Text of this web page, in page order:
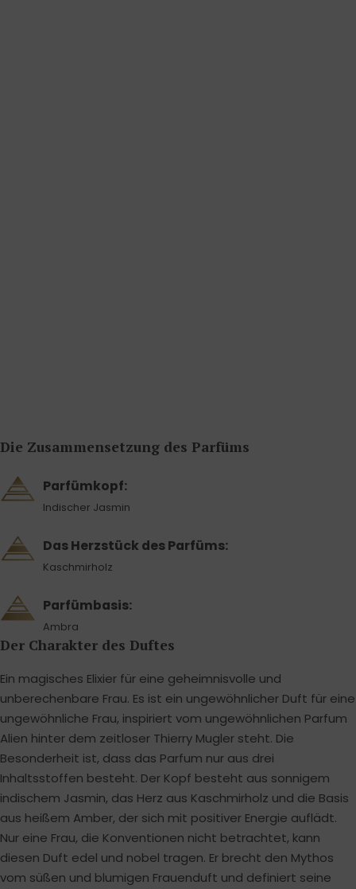
Die Zusammensetzung des Parfüms
Parfümkopf:
Indischer Jasmin
Das Herzstück des Parfüms:
Kaschmirholz
Parfümbasis:
Ambra
Der Charakter des Duftes
Ein magisches Elixier für eine geheimnisvolle und
unberechenbare Frau. Es ist ein ungewöhnlicher Duft für eine
ungewöhnliche Frau, inspiriert vom ungewöhnlichen Parfum
Alien hinter dem zeitloser Thierry Mugler steht. Die
Besonderheit ist, dass das Parfum nur aus drei
Inhaltsstoffen besteht. Der Kopf besteht aus sonnigem
indischem Jasmin, das Herz aus Kaschmirholz und die Basis
aus heißem Amber, der sich mit positiver Energie auflädt.
Nur eine Frau, die Konventionen nicht betrachtet, kann
diesen Duft edel und nobel tragen. Er brecht den Mythos
vom süßen und blumigen Frauenduft und definiert seine